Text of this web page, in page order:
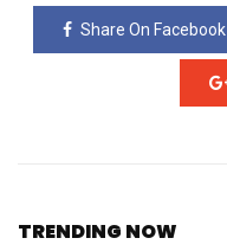
Share On Facebook
TRENDING NOW